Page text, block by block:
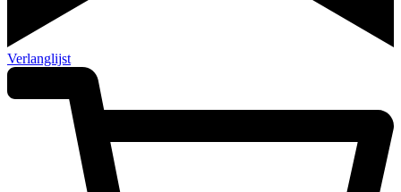
Verlanglijst